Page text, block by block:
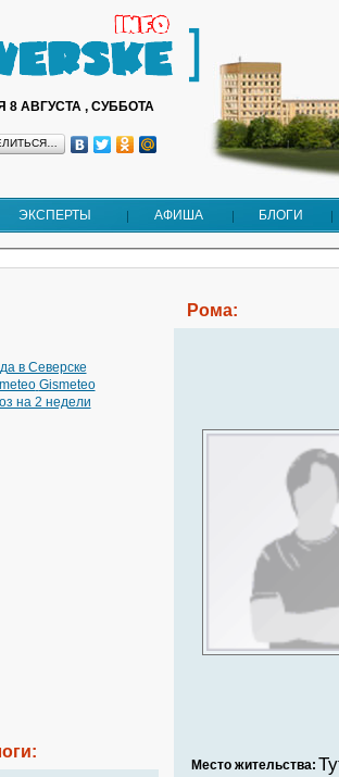
8 АВГУСТА , СУББОТА
ЭКСПЕРТЫ АФИША БЛОГИ
в Северске
Gismeteo
на 2 недели
Рома:
Место жительства: